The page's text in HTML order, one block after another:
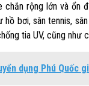
chắn rộng lớn và
hồ bơi, sân tennis,
tia UV, cũng như
dụng Phú Quốc